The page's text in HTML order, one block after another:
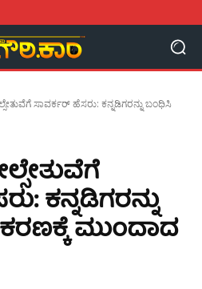
ಸಾವರ್ಕರ್‌ ಹೆಸರು: ಕನ್ನಡಿಗರನ್ನು ಬಂಧಿಸಿ
ಕನ್ನಡಿಗರನ್ನು
ಮುಂದಾದ